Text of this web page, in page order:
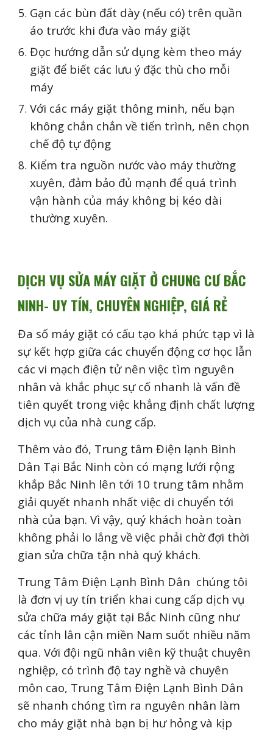
Gạn các bùn đất dày (nếu có) trên quần
áo trước khi đưa vào máy giặt
Đọc hướng dẫn sử dụng kèm theo máy
giặt để biết các lưu ý đặc thù cho mỗi
máy
Với các máy giặt thông minh, nếu bạn
không chắn chắn về tiến trình, nên chọn
chế độ tự động
Kiểm tra nguồn nước vào máy thường
xuyên, đảm bảo đủ mạnh để quá trình
vận hành của máy không bị kéo dài
thường xuyên.
DỊCH VỤ SỬA MÁY GIẶT Ở CHUNG CƯ BẮC
NINH- UY TÍN, CHUYÊN NGHIỆP, GIÁ RẺ
Đa số máy giặt có cấu tạo khá phức tạp vì là
sự kết hợp giữa các chuyển động cơ học lẫn
các vi mạch điện tử nên việc tìm nguyên
nhân và khắc phục sự cố nhanh là vấn đề
tiên quyết trong việc khẳng định chất lượng
dịch vụ của nhà cung cấp.
Thêm vào đó, Trung tâm Điện lạnh Bình
Dân Tại Bắc Ninh còn có mạng lưới rộng
khắp Bắc Ninh lên tới 10 trung tâm nhằm
giải quyết nhanh nhất việc di chuyển tới
nhà của bạn. Vì vậy, quý khách hoàn toàn
không phải lo lắng về việc phải chờ đợi thời
gian sửa chữa tận nhà quý khách.
Trung Tâm Điện Lạnh Bình Dân chúng tôi
là đơn vị uy tín triển khai cung cấp dịch vụ
sửa chữa máy giặt tại Bắc Ninh cũng như
các tỉnh lân cận miền Nam suốt nhiều năm
qua. Với đội ngũ nhân viên kỹ thuật chuyên
nghiệp, có trình độ tay nghề và chuyên
môn cao, Trung Tâm Điện Lạnh Bình Dân
sẽ nhanh chóng tìm ra nguyên nhân làm
cho máy giặt nhà bạn bị hư hỏng và kịp